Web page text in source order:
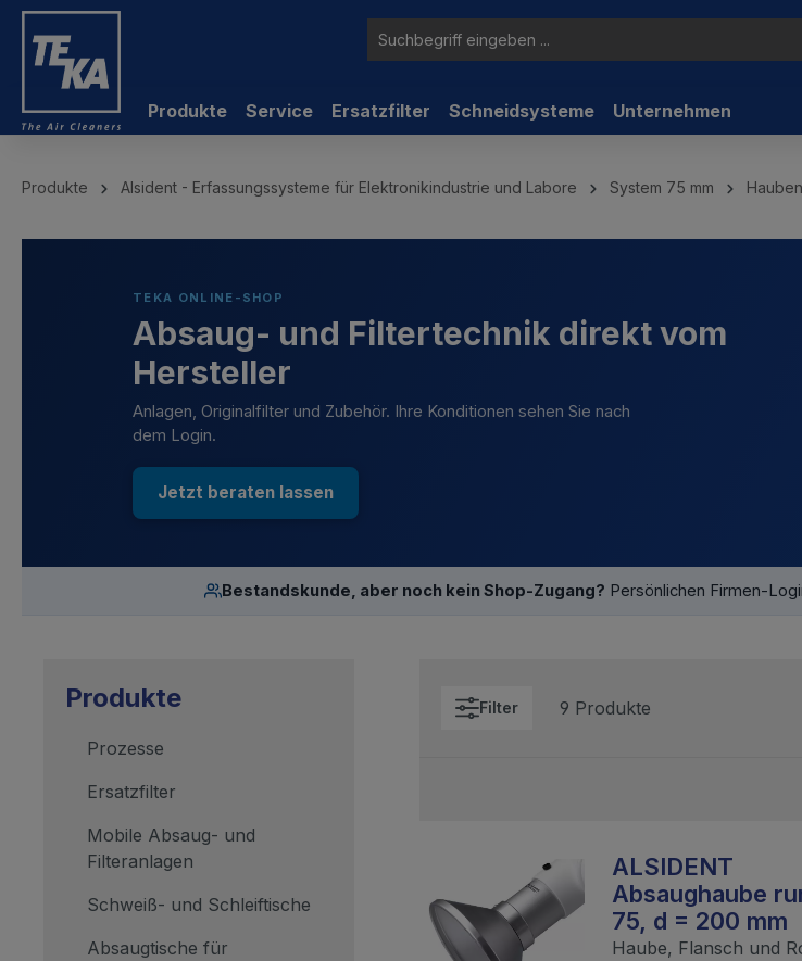
Produkte Service Ersatzfilter Schneidsysteme Unternehmen
Produkte Alsident - Erfassungssysteme für Elektronikindustrie und Labore System 75 mm Hauben
TEKA ONLINE-SHOP
Absaug- und Filtertechnik direkt vom
Hersteller
Anlagen, Originalfilter und Zubehör. Ihre Konditionen sehen Sie nach
dem Login.
Jetzt beraten lassen
Bestandskunde, aber noch kein Shop-Zugang? Persönlichen Firmen-
Produkte
Prozesse
Ersatzfilter
Mobile Absaug- und
Filteranlagen
Schweiß- und Schleiftische
Absaugtische für
Filter 9 Produkte
ALSIDENT
Absaughaube
75, d = 200 mm
Haube, Flansch und